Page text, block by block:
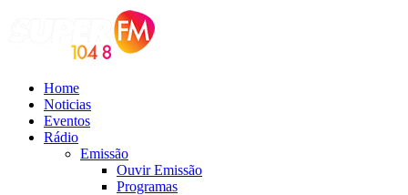
Home
Noticias
Eventos
Rádio
Emissão
Ouvir Emissão
Programas